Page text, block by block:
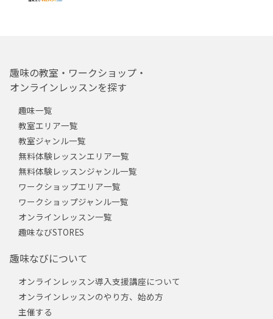
趣味の教室・ワークショップ・
オンラインレッスンを探す
趣味一覧
教室エリア一覧
教室ジャンル一覧
無料体験レッスンエリア一覧
無料体験レッスンジャンル一覧
ワークショップエリア一覧
ワークショップジャンル一覧
オンラインレッスン一覧
趣味なびSTORES
趣味なびについて
オンラインレッスン導入支援講座について
オンラインレッスンのやり方、始め方
主催する